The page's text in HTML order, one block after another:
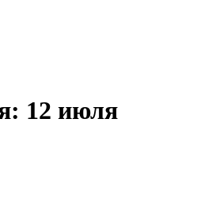
12 июля